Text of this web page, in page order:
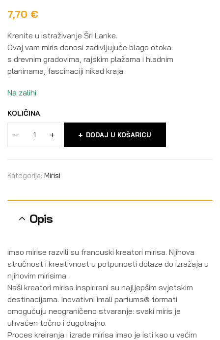
7,70 €
Krenite u istraživanje Šri Lanke.
Ovaj vam miris donosi zadivljujuće blago otoka:
s drevnim gradovima, rajskim plažama i hladnim
planinama, fascinaciji nikad kraja.
Na zalihi
KOLIČINA
DODAJ U KOŠARICU
Kategorija: Mirisi
Opis
imao mirise razvili su francuski kreatori mirisa. Njihova
stručnost i kreativnost u potpunosti dolaze do izražaja u
njihovim mirisima.
Naši kreatori mirisa inspirirani su najljepšim svjetskim
destinacijama. Inovativni imali parfums® formati
omogućuju neograničeno stvaranje: svaki miris je
uhvaćen točno i dugotrajno.
Proces kreiranja i izrade mirisa imao je isti kao u većim